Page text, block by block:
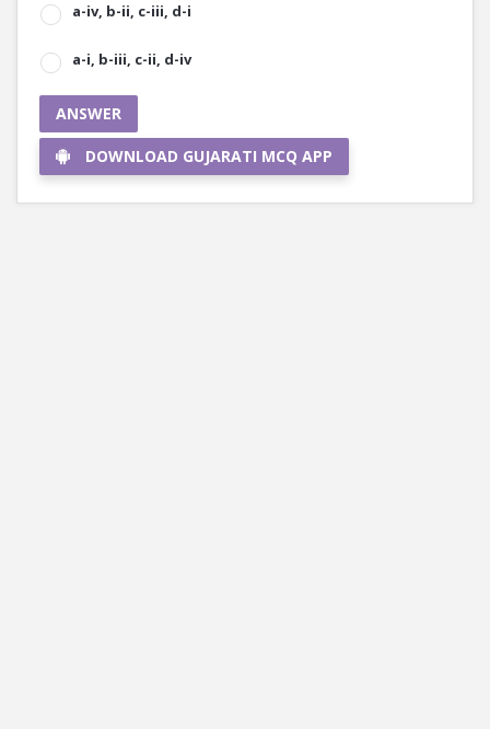
a-iv, b-ii, c-iii, d-i
a-i, b-iii, c-ii, d-iv
ANSWER
DOWNLOAD GUJARATI MCQ APP